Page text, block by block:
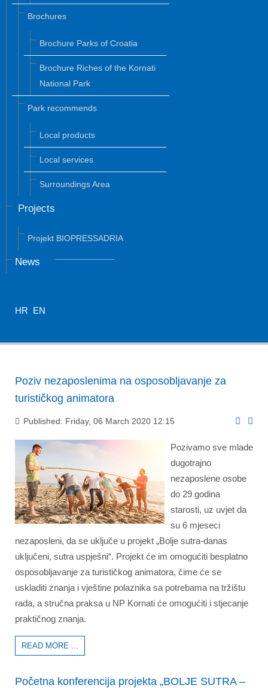
Brochures
Brochure Parks of Croatia
Brochure Riches of the Kornati
National Park
Park recommends
Local products
Local services
Surroundings Area
Projects
Projekt BIOPRESSADRIA
News
HR EN
Poziv nezaposlenima na osposobljavanje za
turističkog animatora
Published: Friday, 06 March 2020 12:15
Pozivamo sve mlade
dugotrajno
nezaposlene osobe
do 29 godina
starosti, uz uvjet da
su 6 mjeseci
nezaposleni, da se uključe u projekt „Bolje sutra-danas
uključeni, sutra uspješni“. Projekt će im omogućiti besplatno
osposobljavanje za turističkog animatora, čime će se
uskladiti znanja i vještine polaznika sa potrebama na tržištu
rada, a stručna praksa u NP Kornati će omogućiti i stjecanje
praktičnog znanja.
READ MORE ...
Početna konferencija projekta „BOLJE SUTRA –